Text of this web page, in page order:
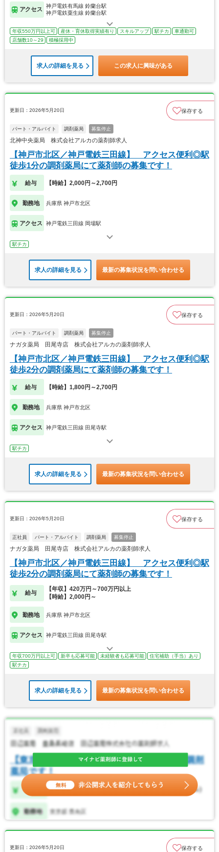
アクセス
神戸電鉄有馬線 鈴蘭台駅
神戸電鉄粟生線 鈴蘭台駅
年収550万円以上可 産休・育休取得実績有り スキルアップ 駅チカ
車通勤可
店舗数10～29
積極採用中
求人の詳細を見る この求人に興味がある
更新日：2026年5月20日 保存する
パート・アルバイト 調剤薬局 募集停止
北神中央薬局 株式会社アルカの薬剤師求人
【神戸市北区／神戸電鉄三田線】 アクセス便利◎駅
徒歩1分の調剤薬局にて薬剤師の募集です！
給与 【時給】2,000円～2,700円
勤務地 兵庫県 神戸市北区
アクセス 神戸電鉄三田線 岡場駅
駅チカ
求人の詳細を見る 最新の募集状況を問い合わせる
更新日：2026年5月20日 保存する
パート・アルバイト 調剤薬局 募集停止
ナガタ薬局 田尾寺店 株式会社アルカの薬剤師求人
【神戸市北区／神戸電鉄三田線】 アクセス便利◎駅
徒歩2分の調剤薬局にて薬剤師の募集です！
給与 【時給】1,800円～2,700円
勤務地 兵庫県 神戸市北区
アクセス 神戸電鉄三田線 田尾寺駅
駅チカ
求人の詳細を見る 最新の募集状況を問い合わせる
更新日：2026年5月20日 保存する
正社員 パート・アルバイト 調剤薬局 募集停止
ナガタ薬局 田尾寺店 株式会社アルカの薬剤師求人
【神戸市北区／神戸電鉄三田線】 アクセス便利◎駅
徒歩2分の調剤薬局にて薬剤師の募集です！
給与
【年収】420万円～700万円以上
【時給】2,000円～
勤務地 兵庫県 神戸市北区
アクセス 神戸電鉄三田線 田尾寺駅
年収700万円以上可 新卒も応募可能 未経験者も応募可能
住宅補助（手当）あり
駅チカ
求人の詳細を見る 最新の募集状況を問い合わせる
更新日：2026年5月20日 保存する